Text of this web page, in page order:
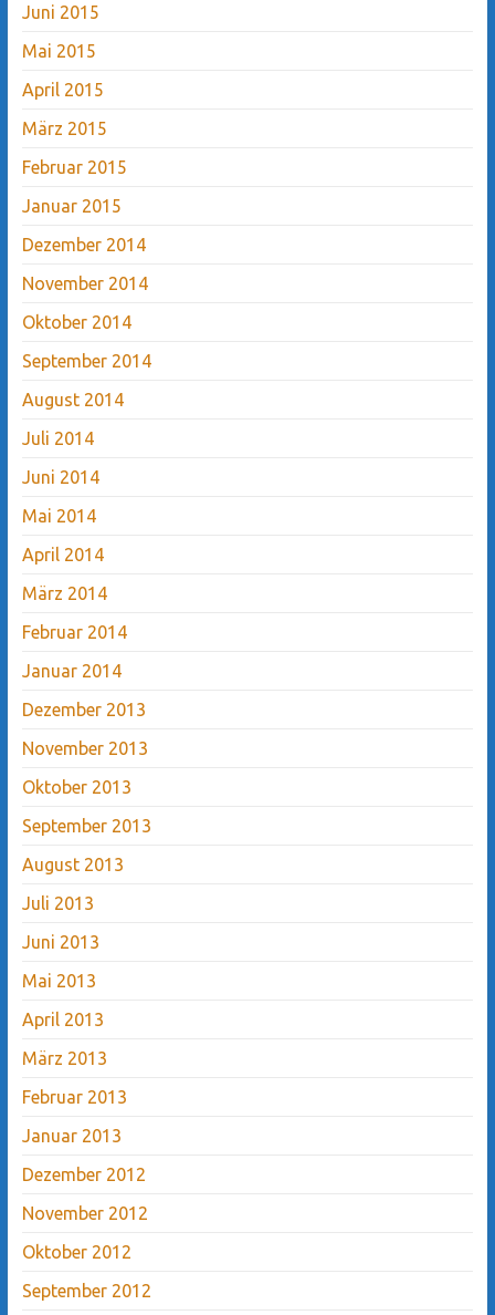
Juni 2015
Mai 2015
April 2015
März 2015
Februar 2015
Januar 2015
Dezember 2014
November 2014
Oktober 2014
September 2014
August 2014
Juli 2014
Juni 2014
Mai 2014
April 2014
März 2014
Februar 2014
Januar 2014
Dezember 2013
November 2013
Oktober 2013
September 2013
August 2013
Juli 2013
Juni 2013
Mai 2013
April 2013
März 2013
Februar 2013
Januar 2013
Dezember 2012
November 2012
Oktober 2012
September 2012